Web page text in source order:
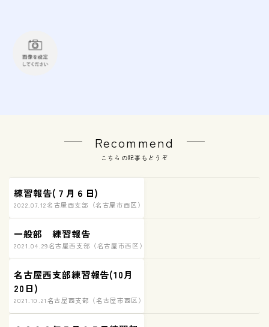
Recommend
こちらの記事もどうぞ
練習報告(７月６日)
2022.07.12名古屋西支部（名古屋市西区）練習の様子
一般部 練習報告
2021.04.29名古屋西支部（名古屋市西区）練習の様子
名古屋西支部練習報告(10月
20日)
2021.10.21名古屋西支部（名古屋市西区）練習の様子